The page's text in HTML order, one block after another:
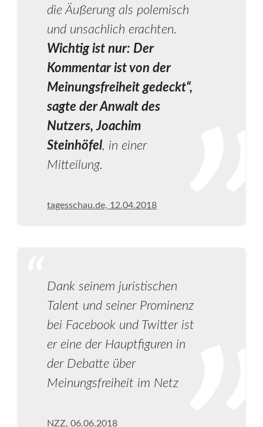
die Äußerung als polemisch
und unsachlich erachten.
Wichtig ist nur: Der
Kommentar ist von der
Meinungsfreiheit gedeckt“,
sagte der Anwalt des
Nutzers, Joachim
Steinhöfel, in einer
Mitteilung.
tagesschau.de, 12.04.2018
Dank seinem juristischen
Talent und seiner Prominenz
bei Facebook und Twitter ist
er eine der Hauptfiguren in
der Debatte über
Meinungsfreiheit im Netz
NZZ, 06.06.2018